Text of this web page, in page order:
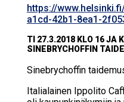
https://
a1cd-42b1-8ea1-
TI 27.3.2018 KLO 16 JA
SI­NEBRYC­HOF­FIN
Si­nebryc­hof­fin
Italialainen Ippolito